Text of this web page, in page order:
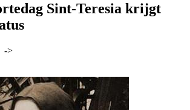
Sint-Teresia krijgt
->